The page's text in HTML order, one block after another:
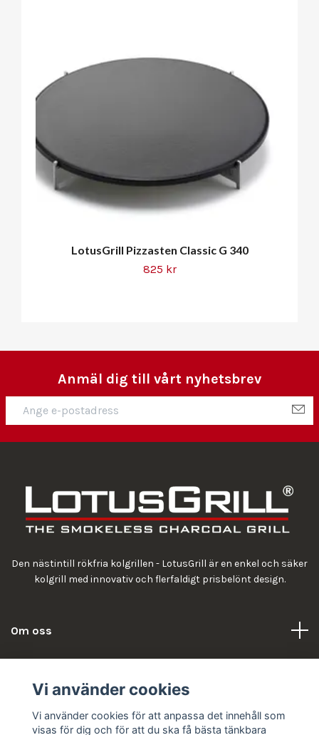
LotusGrill Pizzasten Classic G 340
825 kr
Anmäl dig till vårt nyhetsbrev
Den nästintill rökfria kolgrillen - LotusGrill är en enkel och säker
kolgrill med innovativ och flerfaldigt prisbelönt design.
Om oss
Vi använder cookies
Vi använder cookies för att anpassa det innehåll som
visas för dig och för att du ska få bästa tänkbara